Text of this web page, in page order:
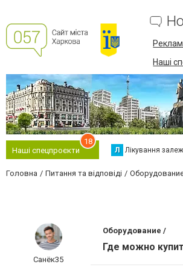
Наші
Наші спецпроєкти
18
Л Лікування
Головна Питання та відповіді
Санёк35
Оборудование /
Где можно